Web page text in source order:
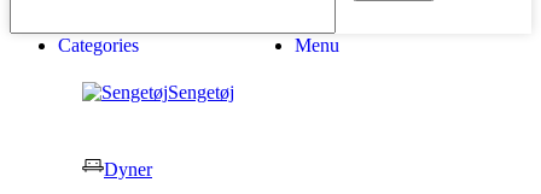
Menu
Categories
Sengetøj
Dyner